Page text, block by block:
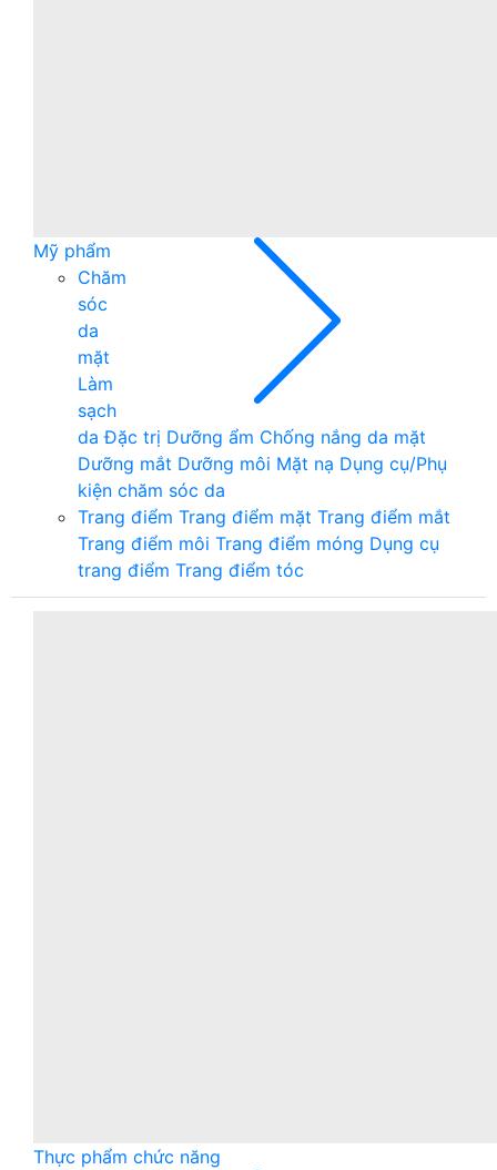
Mỹ phẩm
Chăm
sóc
da
mặt
Làm
sạch
da Đặc trị Dưỡng ẩm Chống nắng da mặt
Dưỡng mắt Dưỡng môi Mặt nạ Dụng cụ/Phụ
kiện chăm sóc da
Trang điểm Trang điểm mặt Trang điểm mắt
Trang điểm môi Trang điểm móng Dụng cụ
trang điểm Trang điểm tóc
Thực phẩm chức năng